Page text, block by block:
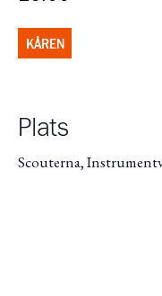
KÅREN
Plats
Scouterna,